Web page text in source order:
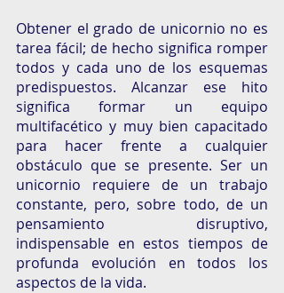
Obtener el grado de unicornio no es
tarea fácil; de hecho significa romper
todos y cada uno de los esquemas
predispuestos. Alcanzar ese hito
significa formar un equipo
multifacético y muy bien capacitado
para hacer frente a cualquier
obstáculo que se presente. Ser un
unicornio requiere de un trabajo
constante, pero, sobre todo, de un
pensamiento disruptivo,
indispensable en estos tiempos de
profunda evolución en todos los
aspectos de la vida.